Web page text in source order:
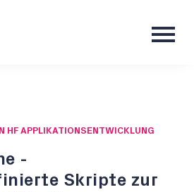
HF APPLIKATIONSENTWICKLUNG
-
Skripte zur